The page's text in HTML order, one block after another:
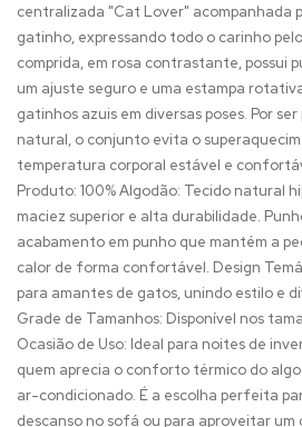
centralizada "Cat Lover" acompanhada
gatinho, expressando todo o carinho
comprida, em rosa contrastante, possui
um ajuste seguro e uma estampa
gatinhos azuis em diversas poses. Por
natural, o conjunto evita o
temperatura corporal estável e
Produto: 100% Algodão: Tecido natural
maciez superior e alta durabilidade.
acabamento em punho que mantém a
calor de forma confortável. Design
para amantes de gatos, unindo estilo e
Grade de Tamanhos: Disponível nos
Ocasião de Uso: Ideal para noites de
quem aprecia o conforto térmico do
ar-condicionado. É a escolha perfeita
descanso no sofá ou para aproveitar um